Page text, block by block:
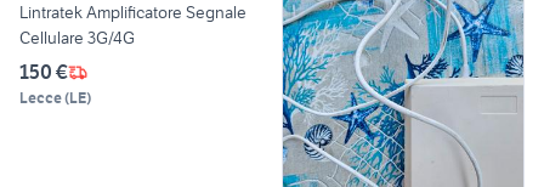
Lintratek Amplificatore Segnale
Cellulare 3G/4G
150 €
Lecce(LE)